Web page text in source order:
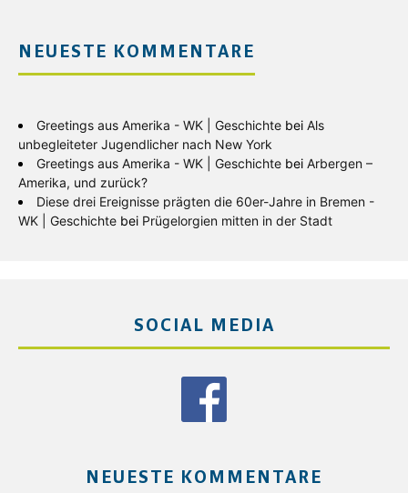
NEUESTE KOMMENTARE
Greetings aus Amerika - WK | Geschichte bei Als
unbegleiteter Jugendlicher nach New York
Greetings aus Amerika - WK | Geschichte bei Arbergen –
Amerika, und zurück?
Diese drei Ereignisse prägten die 60er-Jahre in Bremen -
WK | Geschichte bei Prügelorgien mitten in der Stadt
SOCIAL MEDIA
NEUESTE KOMMENTARE